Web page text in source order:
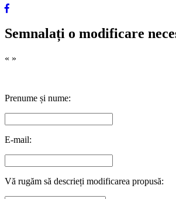
Semnalați o modificare
« »
Prenume și nume:
E-mail:
Vă rugăm să descrieți modificarea propusă: